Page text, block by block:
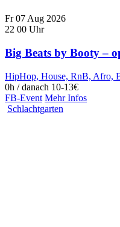
Fr 07 Aug 2026
22 00 Uhr
Big Beats by Booty –
HipHop, House, RnB, Afro,
0h / danach 10-13€
FB-Event Mehr Infos
Schlachtgarten